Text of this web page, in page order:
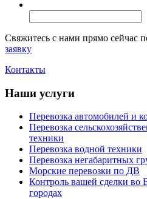
Свяжитесь с нами прямо сейчас
заявку
Контакты
Наши услуги
Перевозка автомобилей и
Перевозка
техники
Перевозка водной техники
Перевозка негабаритных
Морские перевозки по ДВ
Контроль вашей сделки во
городах